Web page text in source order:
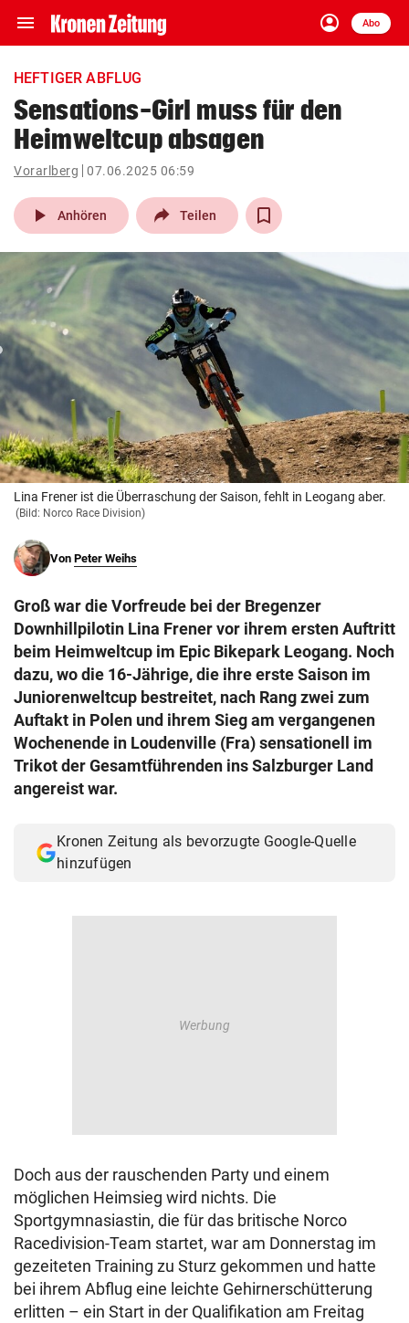
menu Navigation
ein-/ausklappen
account_circle
Anmelden
Abo
close Schließen
account_circle Anmelden
pin_drop
Wien arrow_right
bookmark
search
Suchbegriff
eingeben
© Krone Multimedia GmbH & Co KG 2026
Muthgasse 2, 1190 Wien
HEFTIGER ABFLUG
Sensations-Girl muss für den
Heimweltcup absagen
Vorarlberg 07.06.2025 06:59
play_arrow Anhören Teilen
Lina Frener ist die Überraschung der Saison, fehlt in Leogang aber.
(Bild: Norco Race Division)
Von Peter Weihs
Groß war die Vorfreude bei der Bregenzer
Downhillpilotin Lina Frener vor ihrem ersten Auftritt
beim Heimweltcup im Epic Bikepark Leogang. Noch
dazu, wo die 16-Jährige, die ihre erste Saison im
Juniorenweltcup bestreitet, nach Rang zwei zum
Auftakt in Polen und ihrem Sieg am vergangenen
Wochenende in Loudenville (Fra) sensationell im
Trikot der Gesamtführenden ins Salzburger Land
angereist war.
Kronen Zeitung als bevorzugte Google-Quelle
hinzufügen
Doch aus der rauschenden Party und einem
möglichen Heimsieg wird nichts. Die
Sportgymnasiastin, die für das britische Norco
Racedivision-Team startet, war am Donnerstag im
gezeiteten Training zu Sturz gekommen und hatte
bei ihrem Abflug eine leichte Gehirnerschütterung
erlitten – ein Start in der Qualifikation am Freitag